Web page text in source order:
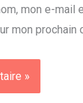
mon e-mail
mon prochain